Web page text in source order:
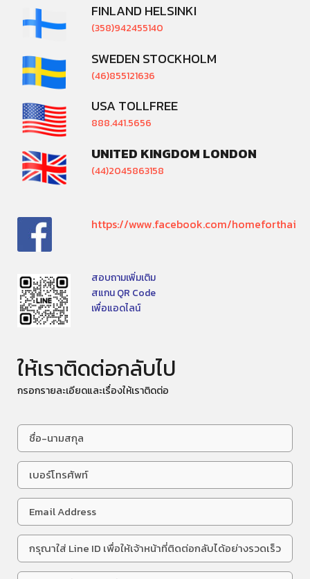
FINLAND HELSINKI
(358)942455140
SWEDEN STOCKHOLM
(46)855121636
USA TOLLFREE
888.441.5656
UNITED KINGDOM LONDON
(44)2045863158
https://www.facebook.com/homeforthai
สอบถามเพิ่มเติม
สแกน QR Code
เพื่อแอดไลน์
ให้เราติดต่อกลับไป
กรอกรายละเอียดและเรื่องให้เราติดต่อ